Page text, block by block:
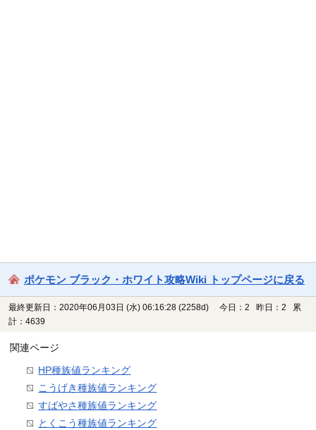
ポケモン ブラック・ホワイト攻略Wiki トップページに戻る
最終更新日：2020年06月03日 (水) 06:16:28 (2258d)
今日：2 昨日：2 累
計：4639
関連ページ
HP種族値ランキング
こうげき種族値ランキング
すばやさ種族値ランキング
とくこう種族値ランキング